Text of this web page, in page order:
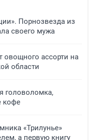
Порнозвезда из
своего мужа
овощного ассорти на
области
головоломка,
кофе
«Трилунье»
а первую книгу